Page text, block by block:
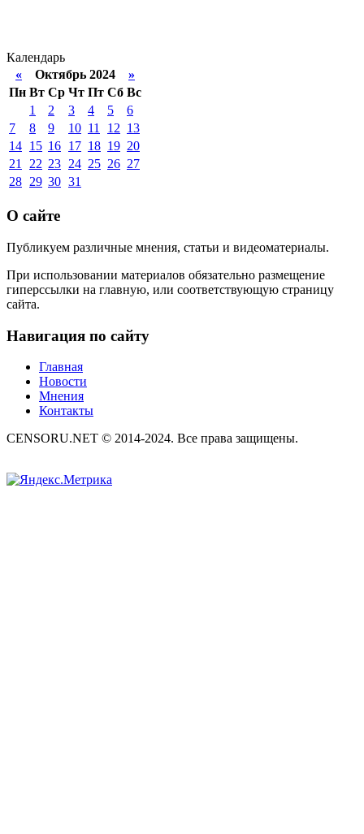
Календарь
« Октябрь 2024 »
Пн Вт Ср Чт Пт Сб Вс
1
2 3 4 5
6
7
8 9 10 11 12 13
14 15 16 17 18 19 20
21 22 23 24 25 26 27
28 29 30 31
О сайте
Публикуем различные мнения, статьи и видеоматериалы.
При использовании материалов обязательно размещение
гиперссылки на главную, или соответствующую страницу
сайта.
Навигация по сайту
Главная
Новости
Мнения
Контакты
CENSORU.NET © 2014-2024. Все права защищены.